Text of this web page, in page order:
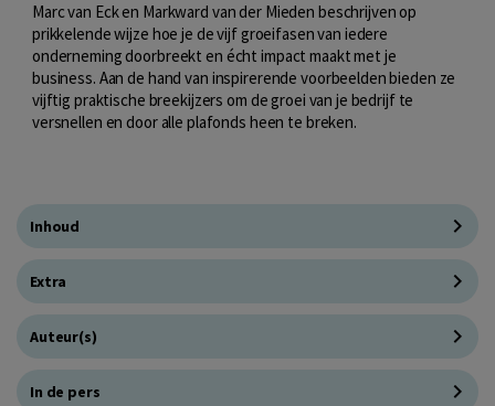
Marc van Eck en Markward van der Mieden beschrijven op
prikkelende wijze hoe je de vijf groeifasen van iedere
onderneming doorbreekt en écht impact maakt met je
business. Aan de hand van inspirerende voorbeelden bieden ze
vijftig praktische breekijzers om de groei van je bedrijf te
versnellen en door alle plafonds heen te breken.
Inhoud
Extra
Auteur(s)
In de pers